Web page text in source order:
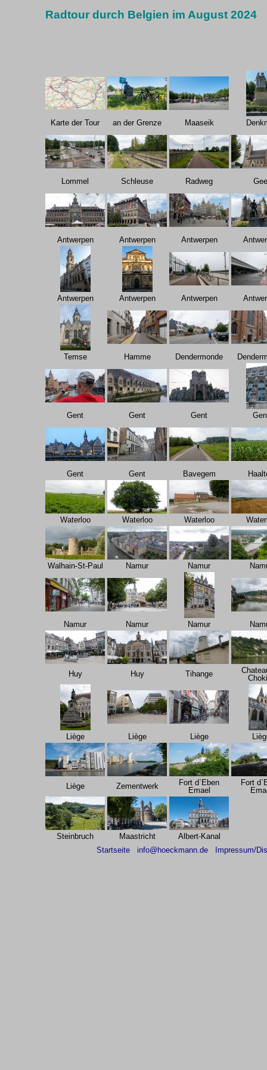
Radtour durch Belgien im August 2024
Karte der Tour an der Grenze Maaseik
Lommel Schleuse Radweg
Antwerpen Antwerpen Antwerpen
Antwerpen Antwerpen Antwerpen
Temse Hamme Dendermonde
Gent Gent Gent
Gent Gent Bavegem
Waterloo Waterloo Waterloo
Walhain-St-Paul Namur Namur
Namur Namur Namur
Huy Huy Tihange
Liège Liège Liège
Liège Zementwerk
Fort d`Eben
Emael
Fort
Steinbruch Maastricht
Albert-Kanal
Startseite
info@hoeckmann.de Impressum/